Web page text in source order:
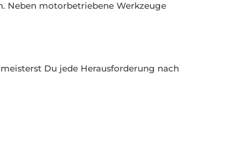
Neben motorbetriebene Werkzeuge
Du jede Herausforderung nach